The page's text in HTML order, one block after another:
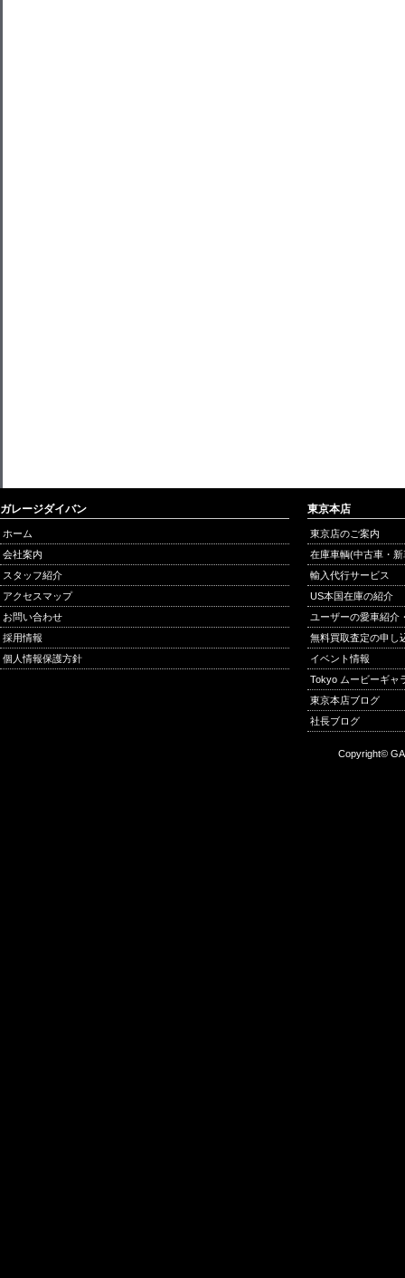
ガレージダイバン
ホーム
会社案内
スタッフ紹介
アクセスマップ
お問い合わせ
採用情報
個人情報保護方針
東京本店
東京店のご案内
在庫車輌(中古車・
輸入代行サービス
US本国在庫の紹介
ユーザーの愛車紹介
無料買取査定の申し
イベント情報
Tokyo ムービーギャ
東京本店ブログ
社長ブログ
Copyright©